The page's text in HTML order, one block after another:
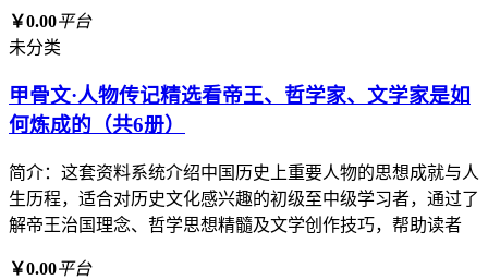
￥0.00平台
未分类
甲骨文·人物传记精选看帝王、哲学家、文学家是如
何炼成的（共6册）
简介：这套资料系统介绍中国历史上重要人物的思想成就与人
生历程，适合对历史文化感兴趣的初级至中级学习者，通过了
解帝王治国理念、哲学思想精髓及文学创作技巧，帮助读者
￥0.00平台